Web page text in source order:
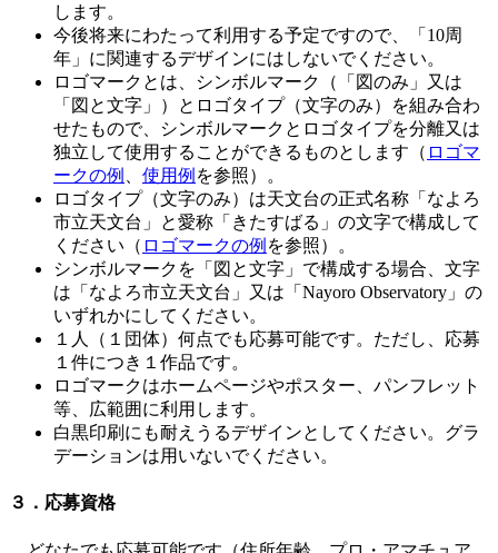
します。
今後将来にわたって利用する予定ですので、「10周
年」に関連するデザインにはしないでください。
ロゴマークとは、シンボルマーク（「図のみ」又は
「図と文字」）とロゴタイプ（文字のみ）を組み合わ
せたもので、シンボルマークとロゴタイプを分離又は
独立して使用することができるものとします（ ロゴマ
ークの例
使用例 を参照）。
ロゴタイプ（文字のみ）は天文台の正式名称「なよろ
市立天文台」と愛称「きたすばる」の文字で構成して
ください（ ロゴマークの例 を参照）。
シンボルマークを「図と文字」で構成する場合、文字
は「なよろ市立天文台」又は「Nayoro Observatory」の
いずれかにしてください。
１人（１団体）何点でも応募可能です。ただし、応募
１件につき１作品です。
ロゴマークはホームページやポスター、パンフレット
等、広範囲に利用します。
白黒印刷にも耐えうるデザインとしてください。グラ
デーションは用いないでください。
３．応募資格